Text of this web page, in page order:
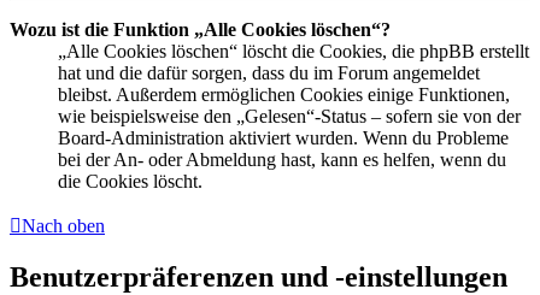
Wozu ist die Funktion „Alle Cookies löschen“?
„Alle Cookies löschen“ löscht die Cookies, die phpBB erstellt
hat und die dafür sorgen, dass du im Forum angemeldet
bleibst. Außerdem ermöglichen Cookies einige Funktionen,
wie beispielsweise den „Gelesen“-Status – sofern sie von der
Board-Administration aktiviert wurden. Wenn du Probleme
bei der An- oder Abmeldung hast, kann es helfen, wenn du
die Cookies löscht.
Nach oben
Benutzerpräferenzen und -einstellungen